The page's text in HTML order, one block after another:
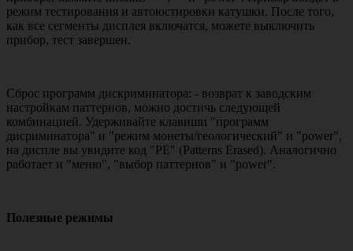
режим тестирования и автоюстировки катушки. После того,
как все сегменты дисплея включатся, можете выключить
прибор, тест завершен.
Сброс программ дискриминатора: - возврат к заводским
настройкам паттернов, можно достичь следующей
комбинацией. Удерживайте клавиши "программ
дисриминатора" и "режим монеты/геологический" и "power",
на диспле вы увидите код "PE" (Patterns Erased). Аналогично
работает и "меню", "выбор паттернов" и "power".
Полезные режимы